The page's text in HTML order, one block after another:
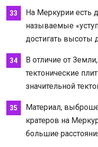
На Меркурии есть
называемые
достигать высоты
В отличие от
тектонические
значительной
Материал,
кратеров на
большие